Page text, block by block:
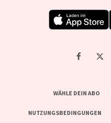
WÄHLE DEIN ABO
NUTZUNGSBEDINGUNGEN